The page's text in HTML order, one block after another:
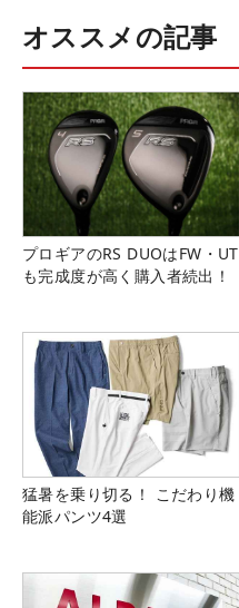
オススメの記事
プロギアのRS DUOはFW・UT
も完成度が高く購入者続出！
猛暑を乗り切る！ こだわり機
能派パンツ4選